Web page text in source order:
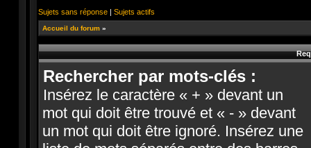
Sujets sans réponse | Sujets actifs
Accueil du forum »
Rechercher par mots-clés :
Insérez le caractère « + » devant un
mot qui doit être trouvé et « - » devant
un mot qui doit être ignoré. Insérez une